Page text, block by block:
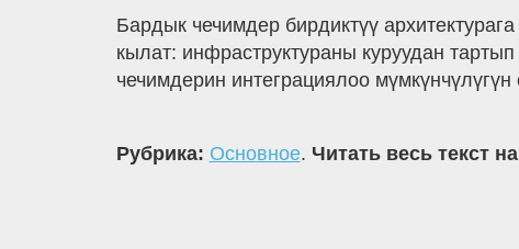
Бардык чечимдер бирдиктүү
кылат: инфраструктураны куруудан
чечимдерин интеграциялоо мүмкүнчүлүгүн
Рубрика: Основное. Читать весь текст на